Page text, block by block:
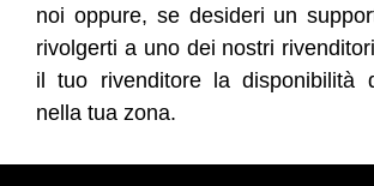
noi oppure, se desideri un
rivolgerti a uno dei nostri
il tuo rivenditore la disponibilità
nella tua zona.